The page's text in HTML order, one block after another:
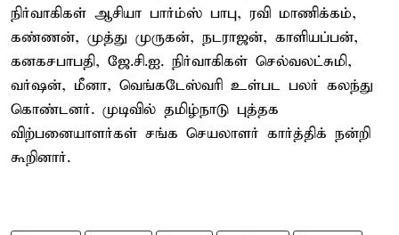
நிர்வாகிகள் ஆசியா பார்ம்ஸ் பாபு, ரவி மாணிக்கம்,
கண்ணன், முத்து முருகன், நடராஜன், காளியப்பன்,
கனகசபாபதி, ஜே.சி.ஐ. நிர்வாகிகள் செல்வலட்சுமி,
வர்ஷன், மீனா, வெங்கடேஸ்வரி உள்பட பலர் கலந்து
கொண்டனர். முடிவில் தமிழ்நாடு புத்தக
விற்பனையாளர்கள் சங்க செயலாளர் கார்த்திக் நன்றி
கூறினார்.